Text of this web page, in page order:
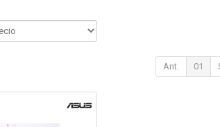
Ant. 01